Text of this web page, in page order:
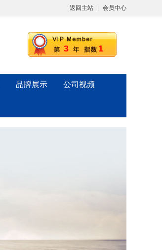
返回主站 会员中心
3 1
品牌展示 公司视频